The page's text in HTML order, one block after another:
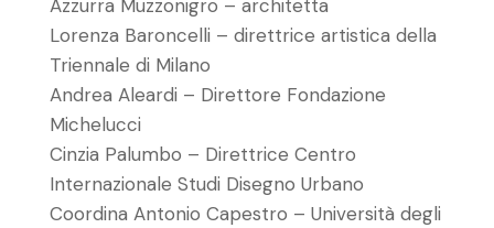
Azzurra Muzzonigro – architetta
Lorenza Baroncelli – direttrice artistica della
Triennale di Milano
Andrea Aleardi – Direttore Fondazione
Michelucci
Cinzia Palumbo – Direttrice Centro
Internazionale Studi Disegno Urbano
Coordina Antonio Capestro – Università degli